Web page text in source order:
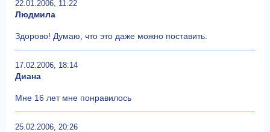
22.01.2006, 11:22
Людмила
Здорово! Думаю, что это даже можно поставить.
17.02.2006, 18:14
Диана
Мне 16 лет мне понравилось
25.02.2006, 20:26